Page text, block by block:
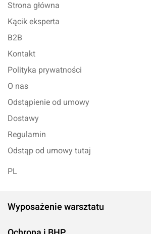
Strona główna
Kącik eksperta
B2B
Kontakt
Polityka prywatności
O nas
Odstąpienie od umowy
Dostawy
Regulamin
Odstąp od umowy tutaj
PL
Wyposażenie warsztatu